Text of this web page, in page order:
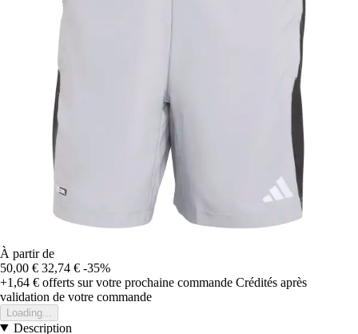
À partir de
50,00 € 32,74 € -35%
+1,64 € offerts sur votre prochaine commande Crédités après
validation de votre commande
Loading...
Description